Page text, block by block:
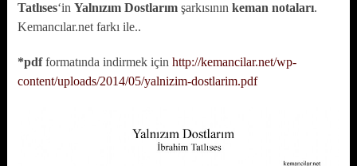
Tatlıses‘in Yalnızım Dostlarımşarkısının keman notaları.
Kemancılar.net farkı ile..
*pdfformatında indirmek için http://kemancilar.net/wp-
content/uploads/2014/05/yalnizim-dostlarim.pdf